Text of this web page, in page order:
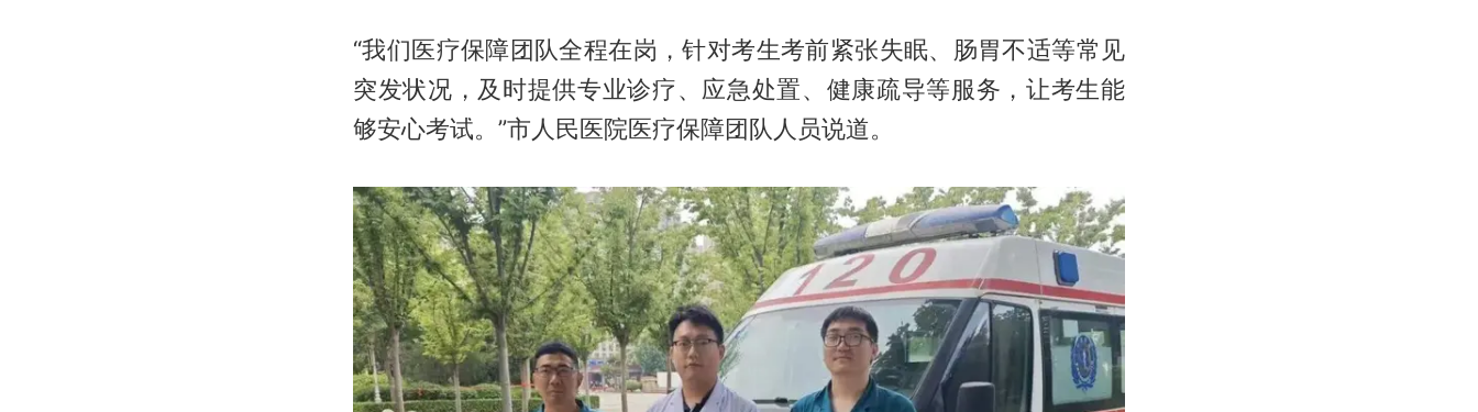
“我们医疗保障团队全程在岗，针对考生考前紧张失眠、肠胃不适等常见
突发状况，及时提供专业诊疗、应急处置、健康疏导等服务，让考生能
够安心考试。”市人民医院医疗保障团队人员说道。